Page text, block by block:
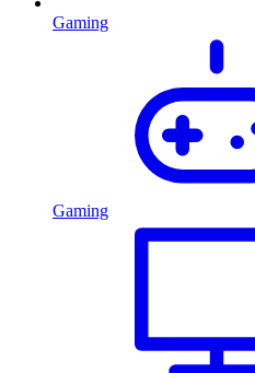
Gaming
Gaming